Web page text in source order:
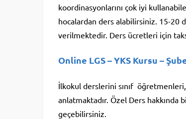
koordinasyonlarını çok iyi
hocalardan ders alabilirsiniz. 15-20
verilmektedir. Ders ücretleri için
Online LGS – YKS Kursu –
İlkokul derslerini sınıf
anlatmaktadır. Özel Ders
geçebilirsiniz.